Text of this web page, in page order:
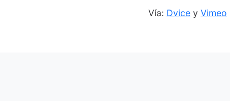
Vía: Dvice y Vimeo